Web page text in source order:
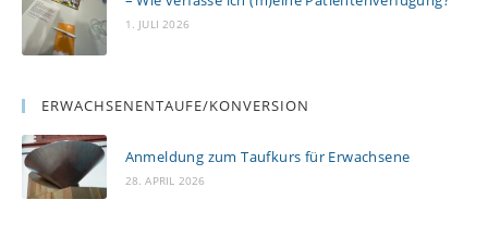
1. JULI 2026
ERWACHSENENTAUFE/KONVERSION
Anmeldung zum Taufkurs für Erwachsene
28. APRIL 2026